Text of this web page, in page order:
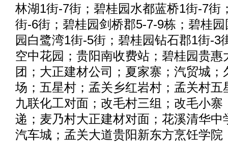
林湖1街-7街；碧桂园水都蓝桥1街-7街
街-6街；碧桂园剑桥郡5-7-9栋；碧桂
园白鹭湾1街-5街；碧桂园钻石郡1街-3
空中花园；贵阳南收费站；碧桂园贵惠
团；大正建材公司；夏家寨；汽贸城；
场；五星村；孟关乡红岩村；孟关村五
九联化工对面；改毛村三组；改毛小寨
递；麦乃村大正建材对面；花溪清华中
汽车城；孟关大道贵阳新东方烹饪学院